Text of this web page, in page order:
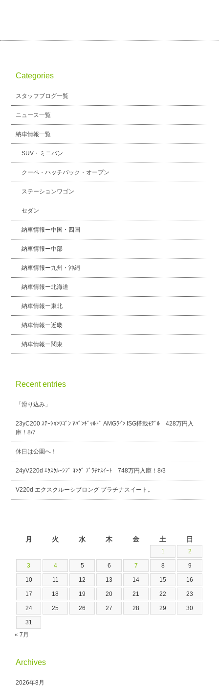
Categories
スタッフブログ一覧
ニュース一覧
納車情報一覧
SUV・ミニバン
クーペ・ハッチバック・オープン
ステーションワゴン
セダン
納車情報ー中国・四国
納車情報ー中部
納車情報ー九州・沖縄
納車情報ー北海道
納車情報ー東北
納車情報ー近畿
納車情報ー関東
Recent entries
「滑り込み」
23yC200 ｽﾃｰｼｮﾝﾜｺﾞﾝ ｱﾊﾞﾝｷﾞｬﾙﾄﾞ AMGﾗｲﾝ ISG搭載ﾓﾃﾞﾙ 428万円入
庫！8/7
休日は公園へ！
24yV220d ｴｸｽｸﾙｰｼﾌﾞ ﾛﾝｸﾞ ﾌﾟﾗﾁﾅｽｲｰﾄ 748万円入庫！8/3
V220d エクスクルーシブロング プラチナスイート。
月 火 水 木 金 土 日
1 2
3 4 5 6 7 8 9
10 11 12 13 14 15 16
17 18 19 20 21 22 23
24 25 26 27 28 29 30
31
« 7月
Archives
2026年8月